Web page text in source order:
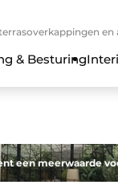
en
& Besturing
een meerwaarde